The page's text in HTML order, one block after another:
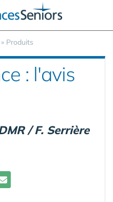
» Produits
: l'avis
/ F. Serrière